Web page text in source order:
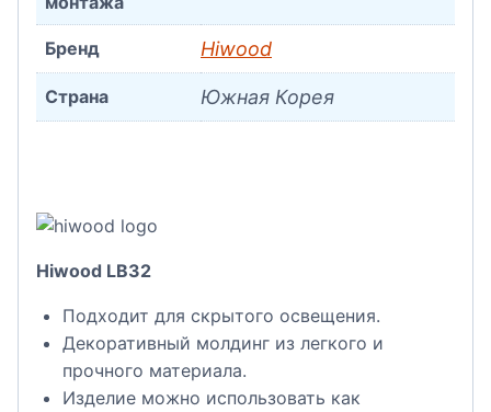
Бренд Hiwood
Страна Южная Корея
Hiwood LB32
Подходит для скрытого освещения.
Декоративный молдинг из легкого и
прочного материала.
Изделие можно использовать как